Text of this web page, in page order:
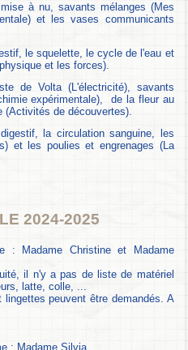
à nu, savants mélanges (Mes
et les vases communicants
le squelette, le cycle de l'eau et
et les forces).
de Volta (L'électricité), savants
expérimentale), de la fleur au
(Activités de découvertes).
la circulation sanguine, les
et les poulies et engrenages (La
2024-2025
Madame Christine et Madame
il n'y a pas de liste de matériel
latte, colle, ...
peuvent être demandés. A
: Madame Silvia